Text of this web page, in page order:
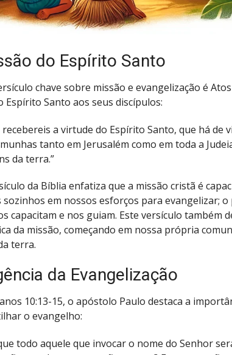
do Espírito Santo
chave sobre missão e evangelização é
Espírito Santo aos seus discípulos:
recebereis a virtude do Espírito Santo, que há de
tanto em Jerusalém como em toda a
da terra.”
da Bíblia enfatiza que a missão cristã é
sozinhos em nossos esforços para evangelizar;
capacitam e nos guiam. Este versículo também
da missão, começando em nossa própria
terra.
da Evangelização
10:13-15, o apóstolo Paulo destaca a
o evangelho:
todo aquele que invocar o nome do Senhor